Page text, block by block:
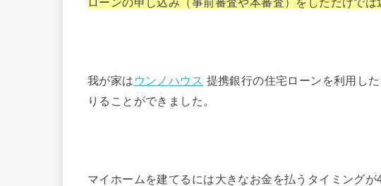
我が家は ウンノハウス 提携銀行の住宅ローンを利用し
りることができました。
マイホームを建てるには大きなお金を払うタイミングが